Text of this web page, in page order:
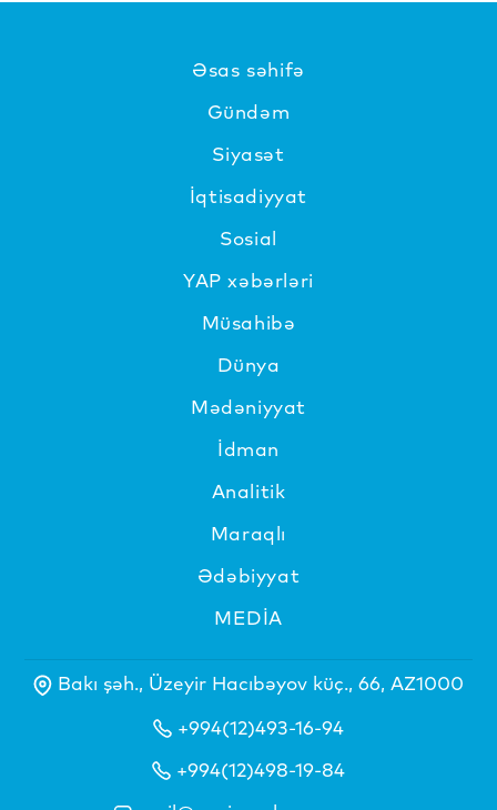
Əsas səhifə
Gündəm
Siyasət
İqtisadiyyat
Sosial
YAP xəbərləri
Müsahibə
Dünya
Mədəniyyat
İdman
Analitik
Maraqlı
Ədəbiyyat
MEDİA
Bakı şəh., Üzeyir Hacıbəyov küç., 66, AZ1000
+994(12)493-16-94
+994(12)498-19-84